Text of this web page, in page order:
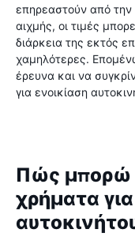
επηρεαστούν από την
αιχμής, οι τιμές
διάρκεια της εκτός
χαμηλότερες.
έρευνα και να
για ενοικίαση
Πώς μπορώ
χρήματα